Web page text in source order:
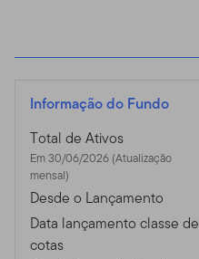
Informação do Fundo
Total de Ativos
Em 30/06/2026 (Atualização
mensal)
Desde o Lançamento
Data lançamento classe de
cotas